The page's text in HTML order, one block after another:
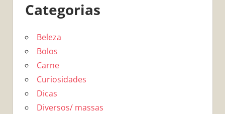
Categorias
Beleza
Bolos
Carne
Curiosidades
Dicas
Diversos/ massas